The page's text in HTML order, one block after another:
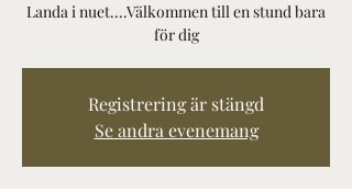
Landa i nuet....Välkommen till en stund bara
för dig
Registrering är stängd
Se andra evenemang